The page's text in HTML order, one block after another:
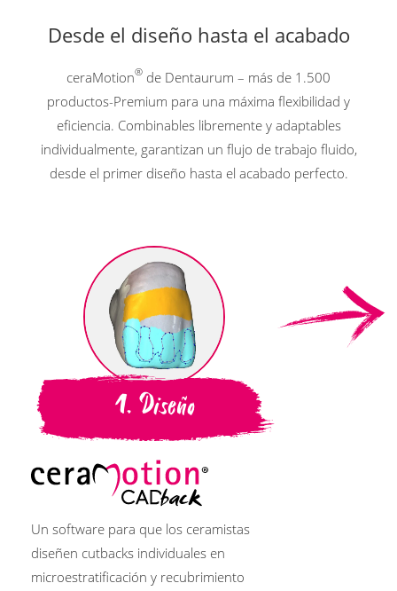
Desde el diseño hasta el acabado
ceraMotion® de Dentaurum – más de 1.500
productos-Premium para una máxima flexibilidad y
eficiencia. Combinables libremente y adaptables
individualmente, garantizan un flujo de trabajo fluido,
desde el primer diseño hasta el acabado perfecto.
1. Diseño
Un software para que los ceramistas
diseñen cutbacks individuales en
microestratificación y recubrimiento